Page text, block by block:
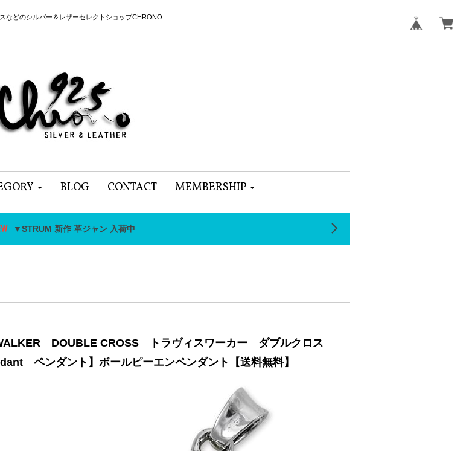
などのシルバー＆レザーセレクトショップCHRONO
BLOG CONTACT MEMBERSHIP
▼STRUM 新作 革ジャン 入荷中
DOUBLE CROSS トラヴィスワーカー ダブルクロス
ペンダント】ボールピーエンペンダント【送料無料】